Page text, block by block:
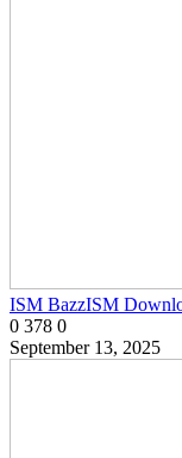
ISM BazzISM
0 378 0
September 13, 2025